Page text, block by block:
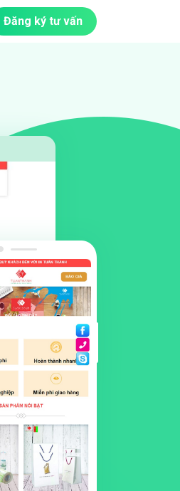
Đăng ký tư vấn